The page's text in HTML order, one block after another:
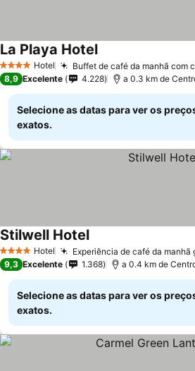
4 EstrelasHotel Buffet de café da manhã com
La Playa Hotel
8,9 Excelente 4.228 a 0.3 km de
Selecione as datas para ver os
exatos.
4 EstrelasHotel Experiência de café da manhã
Stilwell Hotel
9,3 Excelente 1.368 a 0.4 km de
Selecione as datas para ver os
exatos.